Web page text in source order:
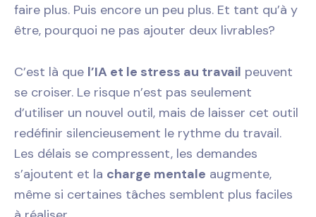
faire plus. Puis encore un peu plus. Et tant qu’à y
être, pourquoi ne pas ajouter deux livrables?
C’est là que l’IA et le stress au travail peuvent
se croiser. Le risque n’est pas seulement
d’utiliser un nouvel outil, mais de laisser cet outil
redéfinir silencieusement le rythme du travail.
Les délais se compressent, les demandes
s’ajoutent et la charge mentale augmente,
même si certaines tâches semblent plus faciles